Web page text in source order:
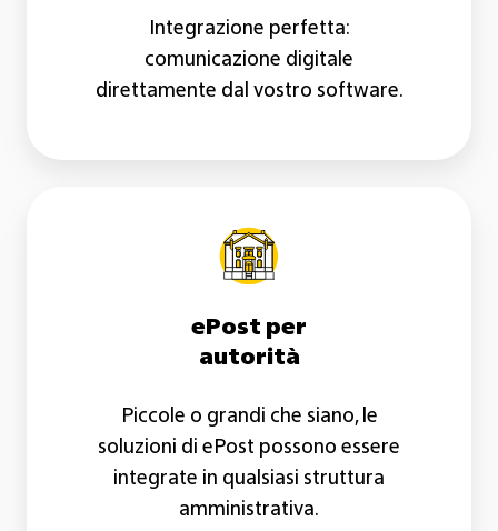
Integrazione perfetta:
comunicazione digitale
direttamente dal vostro software.
ePost per
autorità
Piccole o grandi che siano, le
soluzioni di ePost possono essere
integrate in qualsiasi struttura
amministrativa.
per
autorità